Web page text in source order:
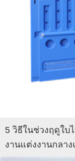
5 วิธีในช่วงฤดูใบ
งานแต่งงานกลา